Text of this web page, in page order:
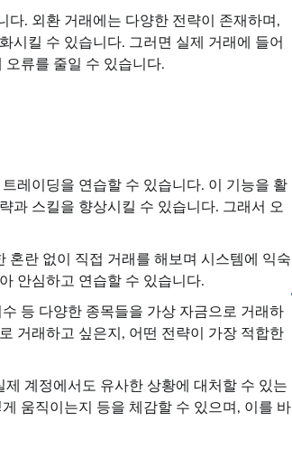
. 외환 거래에는 다양한 전략이 존재하며,
시킬 수 있습니다. 그러면 실제 거래에 들어
류를 줄일 수 있습니다.
레이딩을 연습할 수 있습니다. 이 기능을 활
과 스킬을 향상시킬 수 있습니다. 그래서 오
혼란 없이 직접 거래를 해보며 시스템에 익숙
안심하고 연습할 수 있습니다.
등 다양한 종목들을 가상 자금으로 거래하
거래하고 싶은지, 어떤 전략이 가장 적합한
계정에서도 유사한 상황에 대처할 수 있는
움직이는지 등을 체감할 수 있으며, 이를 바